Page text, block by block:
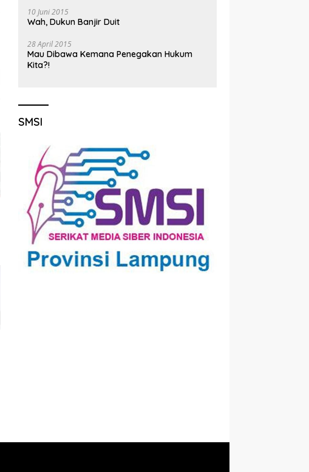
10 Juni 2015
Wah, Dukun Banjir Duit
28 April 2015
Mau Dibawa Kemana Penegakan Hukum
Kita?!
SMSI